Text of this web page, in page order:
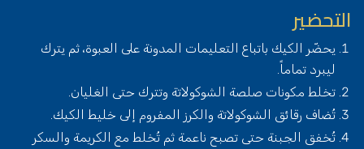
التحضير
يحضّر الكيك باتباع التعليمات المدونة على العبوة، ثم يترك
ليبرد تماماً.
تخلط مكونات صلصة الشوكولاتة وتترك حتى الغليان.
تُضاف رقائق الشوكولاتة والكرز المفروم إلى خليط الكيك.
تُخفق الجبنة حتى تصبح ناعمة ثم تُخلط مع الكريمة والسكر